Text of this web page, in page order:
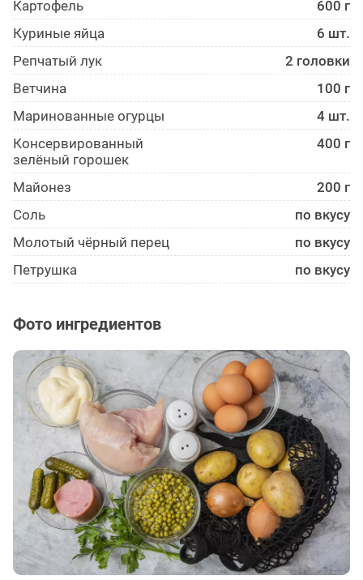
Картофель
600 г
Куриные яйца
6 шт.
Репчатый лук
2 головки
Ветчина
100 г
Маринова­нные огурцы
4 шт.
Консервированный
зелёный горошек
400 г
Майонез
200 г
Соль
по вкусу
Молотый чёрный перец
по вкусу
Петрушка
по вкусу
Фото ингредиентов